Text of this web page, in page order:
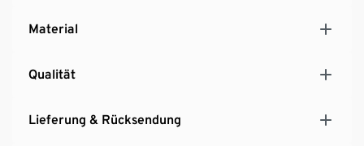
Material
Qualität
Lieferung & Rücksendung